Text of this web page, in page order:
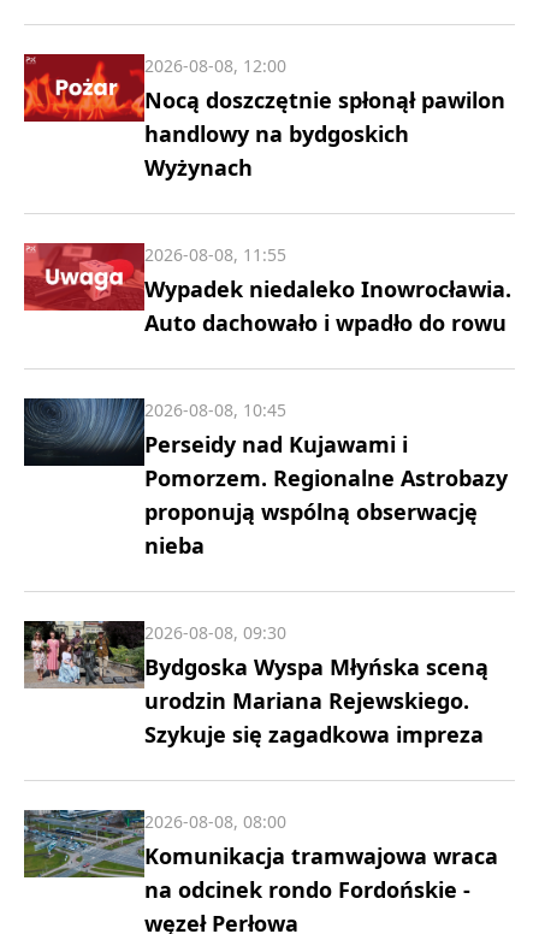
Nocą doszczętnie spłonął pawilon
handlowy na bydgoskich
Wyżynach
2026-08-08, 12:00
Wypadek niedaleko Inowrocławia.
Auto dachowało i wpadło do rowu
2026-08-08, 11:55
Perseidy nad Kujawami i
Pomorzem. Regionalne Astrobazy
proponują wspólną obserwację
nieba
2026-08-08, 10:45
Bydgoska Wyspa Młyńska sceną
urodzin Mariana Rejewskiego.
Szykuje się zagadkowa impreza
2026-08-08, 09:30
Komunikacja tramwajowa wraca
na odcinek rondo Fordońskie -
węzeł Perłowa
2026-08-08, 08:00